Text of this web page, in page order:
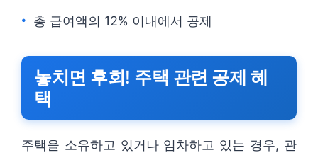
총 급여액의 12% 이내에서 공제
놓치면 후회! 주택 관련 공제 혜
택
주택을 소유하고 있거나 임차하고 있는 경우, 관